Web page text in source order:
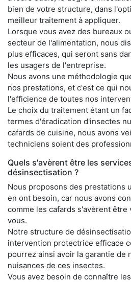
bien de votre structure, dans
meilleur traitement à appliquer.
Lorsque vous avez des bureaux
secteur de l'alimentation, nous
plus efficaces, qui seront sans
les usagers de l'entreprise.
Nous avons une méthodologie
nos prestations, et c'est ce qui
l'efficience de toutes nos
Le choix du traitement étant un
termes d'éradication d'insectes
cafards de cuisine, nous avons
techniciens soient des
Quels s'avèrent être les
désinsectisation ?
Nous proposons des prestations
en ont besoin, car nous avons
comme les cafards s'avèrent
vous.
Notre structure de
intervention protectrice efficace
pourrez ainsi avoir la garantie de
nuisances de ces insectes.
Vous avez besoin de connaître